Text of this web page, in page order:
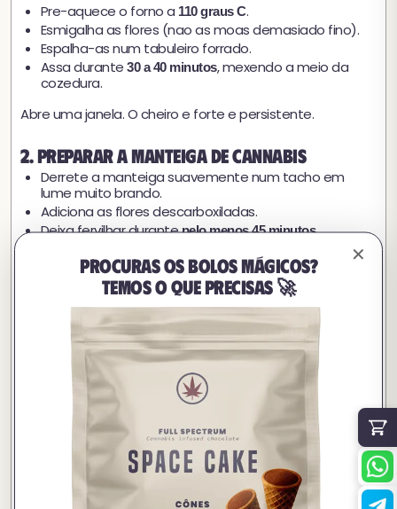
Pre-aquece o forno a 110 graus C.
Esmigalha as flores (nao as moas demasiado fino).
Espalha-as num tabuleiro forrado.
Assa durante 30 a 40 minutos, mexendo a meio da
cozedura.
Abre uma janela. O cheiro e forte e persistente.
2. Preparar a manteiga de cannabis
Derrete a manteiga suavemente num tacho em
lume muito brando.
Adiciona as flores descarboxiladas.
Deixa fervilhar durantepelo menos 45 minutos,
Coa atraves de um pano de musselina ou um
passador de malha muito fina.
Deixa arrefecer e mete no frigorifico se necessario.
Esta manteiga conserva-se varios dias no frigorifico e
pode ser usada emoutras receitas doces ou salgadas
3. Preparar a massa do bolo
Bate os ovos com o acucar ate ficarem palidos e
Adiciona a manteiga de cannabis derretida, o leite,
depois a farinha, o fermento e o sal.
Envolve o chocolate derretido (ou pepitas) e os
extras.
✕
Procuras os bolos mágicos?
Temos o que precisas 🚀